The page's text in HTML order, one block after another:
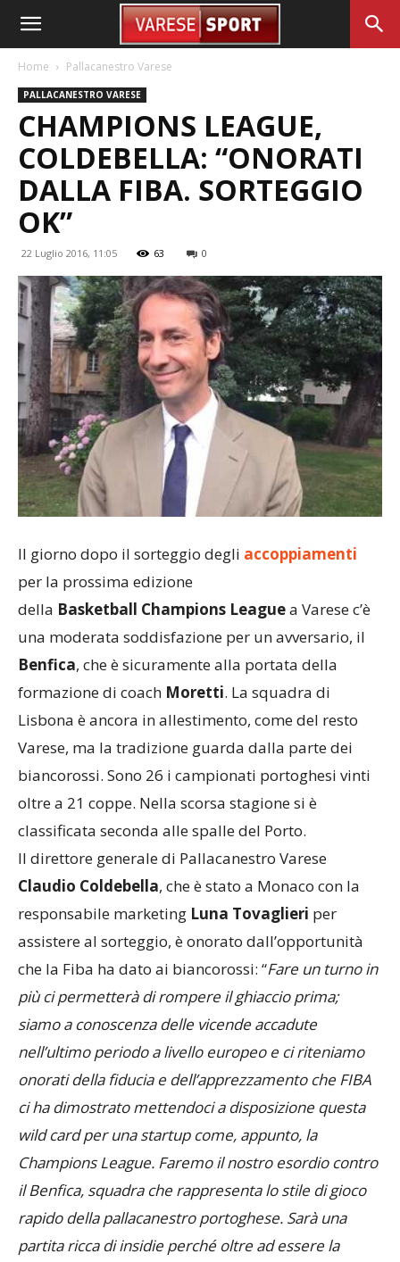
Home Pallacanestro Varese
PALLACANESTRO VARESE
CHAMPIONS LEAGUE,
COLDEBELLA: “ONORATI
DALLA FIBA. SORTEGGIO
OK”
22 Luglio 2016, 11:05 63 0
Il giorno dopo il sorteggio degli accoppiamenti
per la prossima edizione
della Basketball Champions Leaguea Varese c’è
una moderata soddisfazione per un avversario, il
Benfica, che è sicuramente alla portata della
formazione di coach Moretti. La squadra di
Lisbona è ancora in allestimento, come del resto
Varese, ma la tradizione guarda dalla parte dei
biancorossi. Sono 26 i campionati portoghesi vinti
oltre a 21 coppe. Nella scorsa stagione si è
classificata seconda alle spalle del Porto.
Il direttore generale di Pallacanestro Varese
Claudio Coldebella, che è stato a Monaco con la
responsabile marketing Luna Tovaglieri per
assistere al sorteggio, è onorato dall’opportunità
che la Fiba ha dato ai biancorossi: “Fare un turno in
più ci permetterà di rompere il ghiaccio prima;
siamo a conoscenza delle vicende accadute
nell’ultimo periodo a livello europeo e ci riteniamo
onorati della fiducia e dell’apprezzamento che FIBA
ci ha dimostrato mettendoci a disposizione questa
wild card per una startup come, appunto, la
Champions League. Faremo il nostro esordio contro
il Benfica, squadra che rappresenta lo stile di gioco
rapido della pallacanestro portoghese. Sarà una
partita ricca di insidie perché oltre ad essere la